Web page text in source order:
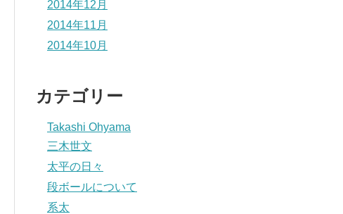
2014年12月
2014年11月
2014年10月
カテゴリー
Takashi Ohyama
三木世文
太平の日々
段ボールについて
系太